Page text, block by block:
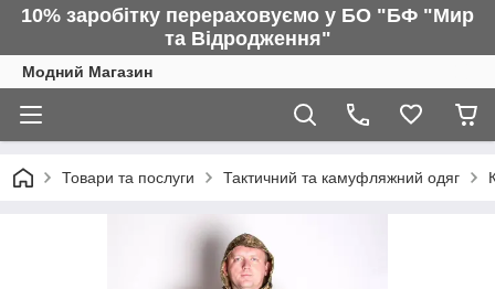
10% заробітку перераховуємо у БО "БФ "Мир
та Відродження"
Модний Магазин
Товари та послуги Тактичний та камуфляжний одяг